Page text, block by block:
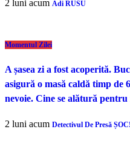
2 luni acum Adi RUSU
Momentul Zilei
A șasea zi a fost acoperită.
asigură o masă caldă timp de
nevoie. Cine se alătură pentru
2 luni acum Detectivul De Presă ȘOC!